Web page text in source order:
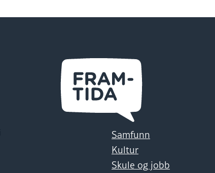
Samfunn
Kultur
Skule og jobb